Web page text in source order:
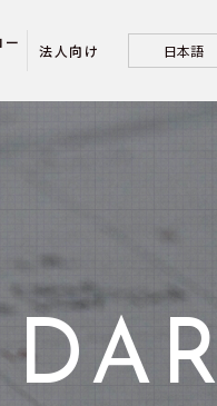
ー 法人向け 日本語